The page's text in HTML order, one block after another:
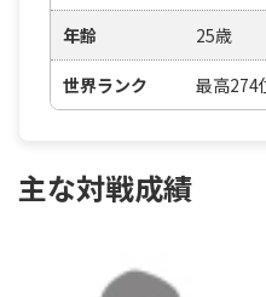
年齢 25歳
世界ランク 最高274
主な対戦成績